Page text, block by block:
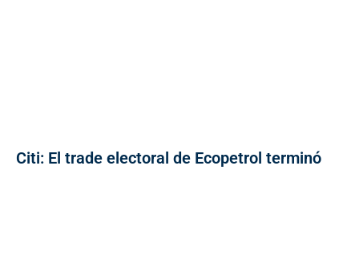
Citi: El trade electoral de Ecopetrol terminó